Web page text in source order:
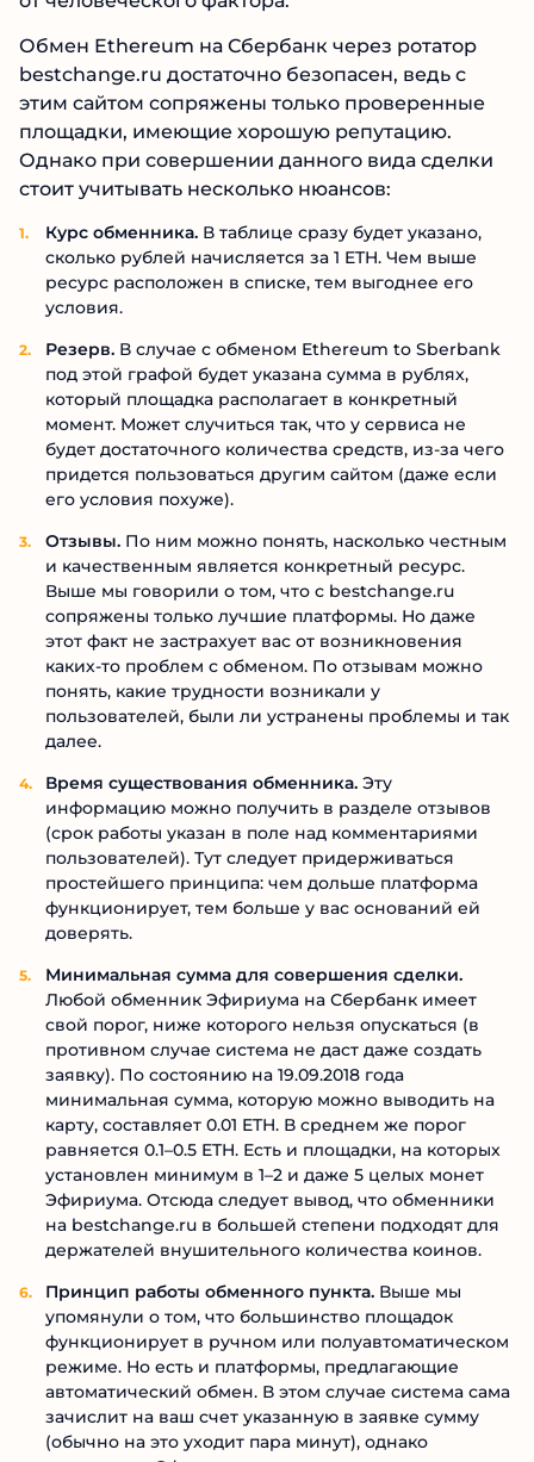
Обмен Ethereum на Сбербанк через ротатор
bestchange.ru достаточно безопасен, ведь с
этим сайтом сопряжены только проверенные
площадки, имеющие хорошую репутацию.
Однако при совершении данного вида сделки
стоит учитывать несколько нюансов:
Курс обменника. В таблице сразу будет указано,
сколько рублей начисляется за 1 ETH. Чем выше
ресурс расположен в списке, тем выгоднее его
условия.
Резерв. В случае с обменом Ethereum to Sberbank
под этой графой будет указана сумма в рублях,
который площадка располагает в конкретный
момент. Может случиться так, что у сервиса не
будет достаточного количества средств, из-за чего
придется пользоваться другим сайтом (даже если
его условия похуже).
Отзывы. По ним можно понять, насколько честным
и качественным является конкретный ресурс.
Выше мы говорили о том, что с bestchange.ru
сопряжены только лучшие платформы. Но даже
этот факт не застрахует вас от возникновения
каких-то проблем с обменом. По отзывам можно
понять, какие трудности возникали у
пользователей, были ли устранены проблемы и так
далее.
Время существования обменника. Эту
информацию можно получить в разделе отзывов
(срок работы указан в поле над комментариями
пользователей). Тут следует придерживаться
простейшего принципа: чем дольше платформа
функционирует, тем больше у вас оснований ей
доверять.
Минимальная сумма для совершения сделки.
Любой обменник Эфириума на Сбербанк имеет
свой порог, ниже которого нельзя опускаться (в
противном случае система не даст даже создать
заявку). По состоянию на 19.09.2018 года
минимальная сумма, которую можно выводить на
карту, составляет 0.01 ETH. В среднем же порог
равняется 0.1–0.5 ETH. Есть и площадки, на которых
установлен минимум в 1–2 и даже 5 целых монет
Эфириума. Отсюда следует вывод, что обменники
на bestchange.ru в большей степени подходят для
держателей внушительного количества коинов.
Принцип работы обменного пункта. Выше мы
упомянули о том, что большинство площадок
функционирует в ручном или полуавтоматическом
режиме. Но есть и платформы, предлагающие
автоматический обмен. В этом случае система сама
зачислит на ваш счет указанную в заявке сумму
(обычно на это уходит пара минут), однако